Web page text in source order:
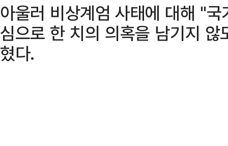
아울러 비상계엄 사태에 대해 "
심으로 한 치의 의혹을 남기지
혔다.